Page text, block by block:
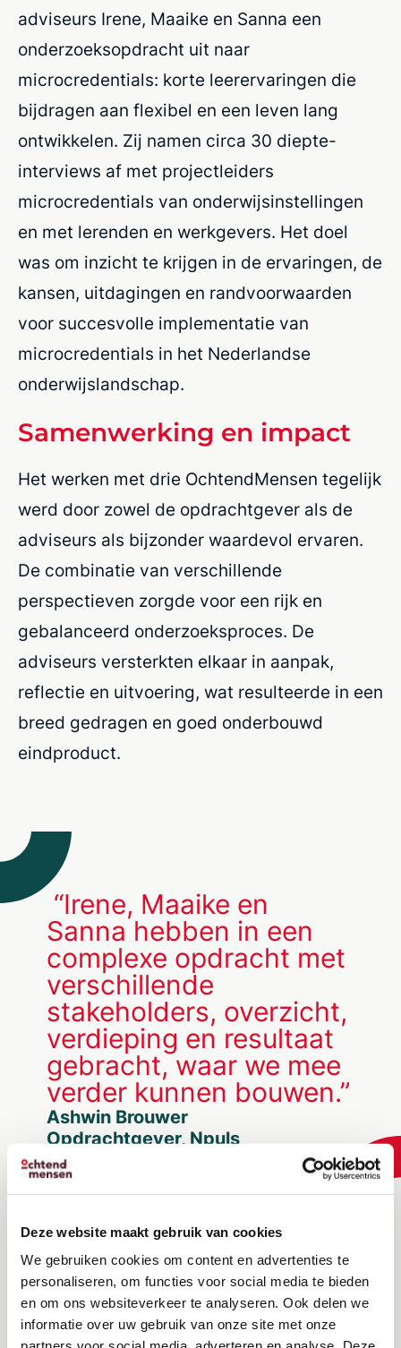
Deze website maakt gebruik van cookies
We gebruiken cookies om content en advertenties te
personaliseren, om functies voor social media te bieden
en om ons websiteverkeer te analyseren. Ook delen we
informatie over uw gebruik van onze site met onze
adviseurs Irene, Maaike en Sanna een
onderzoeksopdracht uit naar
microcredentials: korte leerervaringen die
bijdragen aan flexibel en een leven lang
ontwikkelen. Zij namen circa 30 diepte-
interviews af met projectleiders
microcredentials van onderwijsinstellingen
en met lerenden en werkgevers. Het doel
was om inzicht te krijgen in de ervaringen, de
kansen, uitdagingen en randvoorwaarden
voor succesvolle implementatie van
microcredentials in het Nederlandse
onderwijslandschap.
Samenwerking en impact
Het werken met drie OchtendMensen tegelijk
werd door zowel de opdrachtgever als de
adviseurs als bijzonder waardevol ervaren.
De combinatie van verschillende
perspectieven zorgde voor een rijk en
gebalanceerd onderzoeksproces. De
adviseurs versterkten elkaar in aanpak,
reflectie en uitvoering, wat resulteerde in een
breed gedragen en goed onderbouwd
eindproduct.
“Irene, Maaike en
Sanna hebben in een
complexe opdracht met
verschillende
stakeholders, overzicht,
verdieping en resultaat
gebracht, waar we mee
verder kunnen bouwen.”
Ashwin Brouwer
Opdrachtgever, Npuls